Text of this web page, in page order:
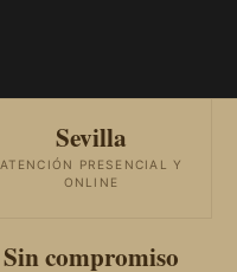
Sevilla
ATENCIÓN PRESENCIAL Y
ONLINE
Sin compromiso